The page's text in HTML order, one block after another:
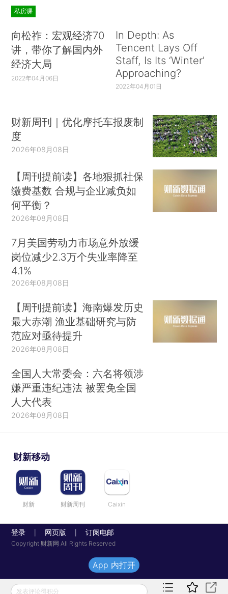
私房课
向松祚：宏观经济70
讲，带你了解国内外
经济大局
2022年04月06日
In Depth: As
Tencent Lays Off
Staff, Is Its ‘Winter’
Approaching?
2022年04月01日
财新周刊｜优化摩托车报废制
度
2026年08月08日
【周刊提前读】各地狠抓社保
缴费基数 合规与企业减负如
何平衡？
2026年08月08日
7月美国劳动力市场意外放缓
岗位减少2.3万个失业率降至
4.1%
2026年08月08日
【周刊提前读】海南爆发历史
最大赤潮 渔业基础研究与防
范应对亟待提升
2026年08月08日
全国人大常委会：六名将领涉
嫌严重违纪违法 被罢免全国
人大代表
2026年08月08日
财新移动
财新 财新周刊 Caixin
登录 网页版 订阅电邮
Copyright 财新网 All Rights Reserved
发表评论得积分
App 内打开